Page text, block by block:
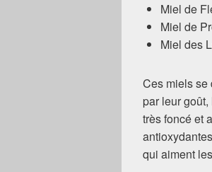
Miel de
Miel de
Miel des
Ces miels se
par leur
très foncé et
qui aiment